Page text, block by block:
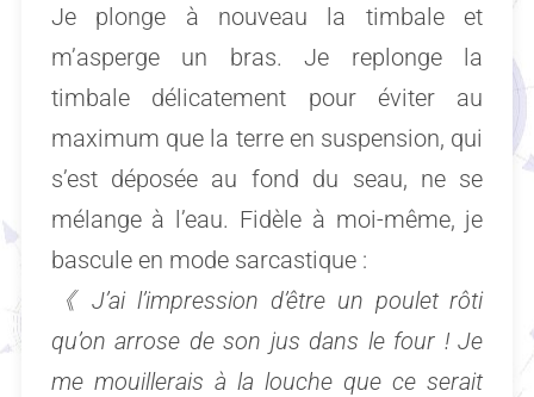
Je plonge à nouveau la timbale et
m’asperge un bras. Je replonge la
timbale délicatement pour éviter au
maximum que la terre en suspension, qui
s’est déposée au fond du seau, ne se
mélange à l’eau. Fidèle à moi-même, je
bascule en mode sarcastique :
《J’ai l’impression d’être un poulet rôti
qu’on arrose de son jus dans le four ! Je
me mouillerais à la louche que ce serait